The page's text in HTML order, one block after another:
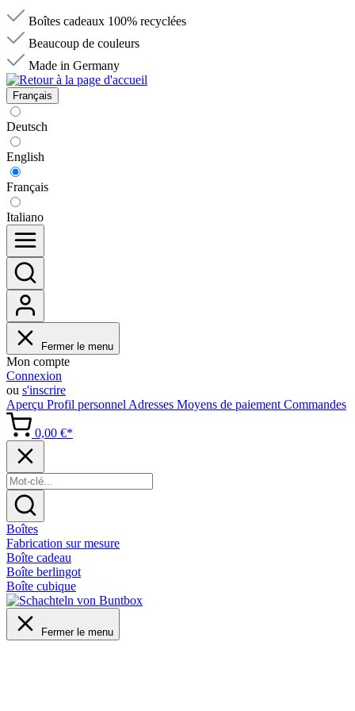
Boîtes cadeaux 100% recyclées
Beaucoup de couleurs
Made in Germany
Français
Deutsch
English
Français
Italiano
Fermer le menu
Mon compte
Connexion
ou s'inscrire
Aperçu Profil personnel Adresses Moyens de paiement Commandes
0,00 €*
Boîtes
Fabrication sur mesure
Boîte cadeau
Boîte berlingot
Boîte cubique
Fermer le menu